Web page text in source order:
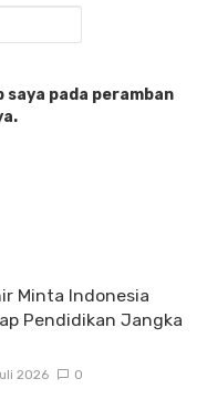
saya pada peramban
Minta Indonesia
Pendidikan Jangka
2026 0